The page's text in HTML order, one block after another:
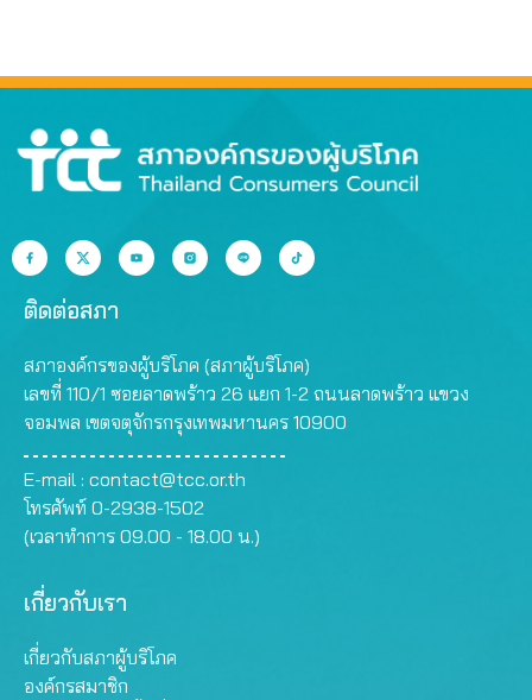
ติดต่อสภา
สภาองค์กรของผู้บริโภค (สภาผู้บริโภค)
เลขที่ 110/1 ซอยลาดพร้าว 26 แยก 1-2 ถนนลาดพร้าว แขวง
จอมพล เขตจตุจักรกรุงเทพมหานคร 10900
E-mail : contact@tcc.or.th
โทรศัพท์ 0-2938-1502
(เวลาทำการ 09.00 - 18.00 น.)
เกี่ยวกับเรา
เกี่ยวกับสภาผู้บริโภค
องค์กรสมาชิก